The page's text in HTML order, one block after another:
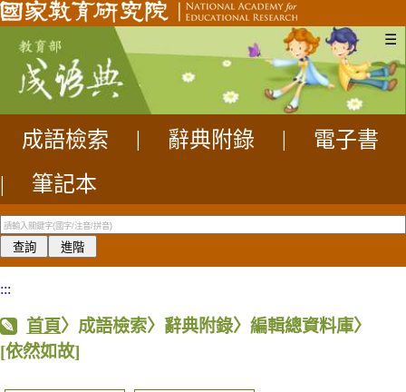
☰
成語檢索 辭典附錄
電子書
|
筆記本
:::
首頁〉成語檢索〉辭典附錄〉編輯總資料庫〉
[依然如故]